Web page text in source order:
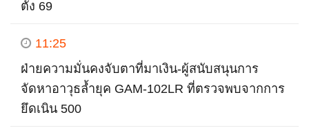
ตั้ง 69
11:25
ฝ่ายความมั่นคงจับตาที่มาเงิน-ผู้สนับสนุนการ
จัดหาอาวุธล้ำยุค GAM-102LR ที่ตรวจพบจากการ
ยึดเนิน 500